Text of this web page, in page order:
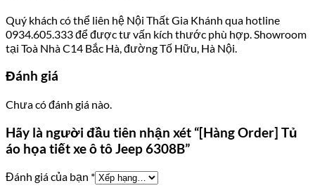
Quý khách có thể liên hệ Nội Thất Gia Khánh qua hotline
0934.605.333 để được tư vấn kích thước phù hợp. Showroom
tại Toà Nhà C14 Bắc Hà, đường Tố Hữu, Hà Nội.
Đánh giá
Chưa có đánh giá nào.
Hãy là người đầu tiên nhận xét “[Hàng Order] Tủ
áo họa tiết xe ô tô Jeep 6308B”
Đánh giá của bạn *